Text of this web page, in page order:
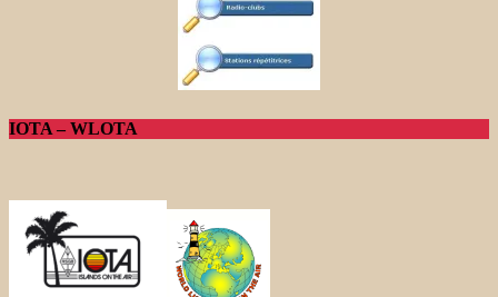
IOTA – WLOTA